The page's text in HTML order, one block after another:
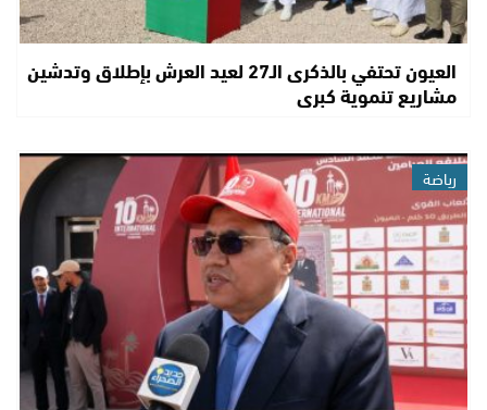
العيون تحتفي بالذكرى الـ27 لعيد العرش بإطلاق وتدشين
مشاريع تنموية كبرى
رياضة